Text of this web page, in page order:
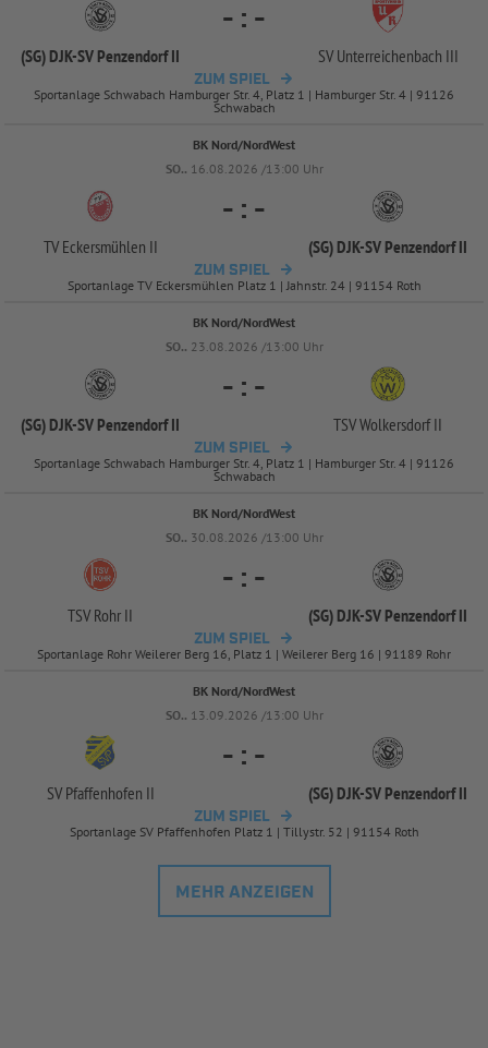
(SG) DJK-SV Penzendorf II
- : -
SV Unterreichenbach III
ZUM SPIEL
Sportanlage Schwabach Hamburger Str. 4, Platz 1 | Hamburger Str. 4 | 91126
Schwabach
BK Nord/NordWest
SO.. 16.08.2026 /13:00 Uhr
TV Eckersmühlen II
- : -
(SG) DJK-SV Penzendorf II
ZUM SPIEL
Sportanlage TV Eckersmühlen Platz 1 | Jahnstr. 24 | 91154 Roth
BK Nord/NordWest
SO.. 23.08.2026 /13:00 Uhr
(SG) DJK-SV Penzendorf II
- : -
TSV Wolkersdorf II
ZUM SPIEL
Sportanlage Schwabach Hamburger Str. 4, Platz 1 | Hamburger Str. 4 | 91126
Schwabach
BK Nord/NordWest
SO.. 30.08.2026 /13:00 Uhr
TSV Rohr II
- : -
(SG) DJK-SV Penzendorf II
ZUM SPIEL
Sportanlage Rohr Weilerer Berg 16, Platz 1 | Weilerer Berg 16 | 91189 Rohr
BK Nord/NordWest
SO.. 13.09.2026 /13:00 Uhr
SV Pfaffenhofen II
- : -
(SG) DJK-SV Penzendorf II
ZUM SPIEL
Sportanlage SV Pfaffenhofen Platz 1 | Tillystr. 52 | 91154 Roth
MEHR ANZEIGEN